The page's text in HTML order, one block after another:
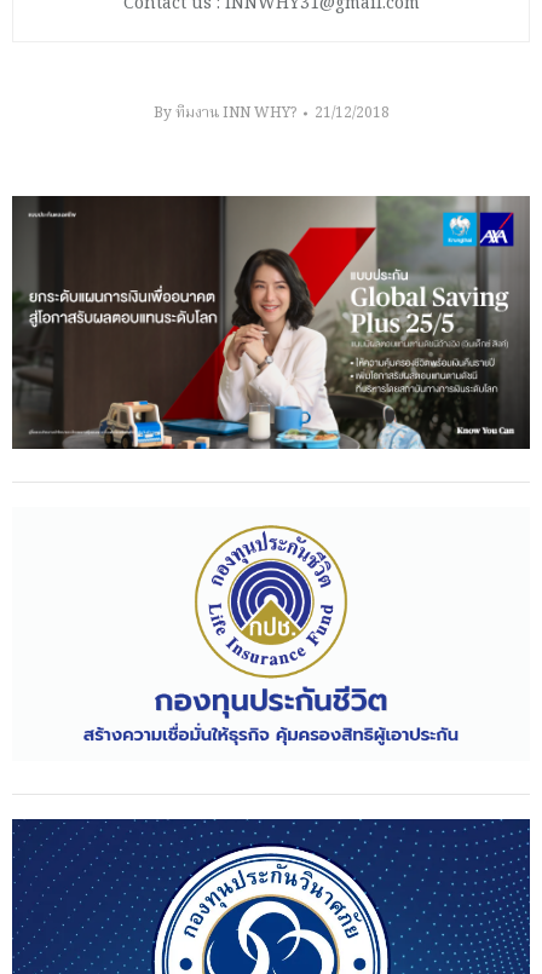
Byทีมงาน INN WHY? 21/12/2018